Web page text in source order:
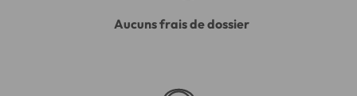
Aucuns frais de dossier